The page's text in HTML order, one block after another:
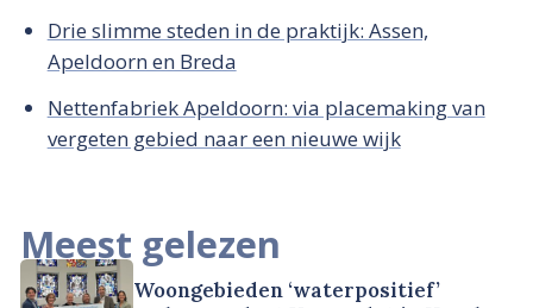
Drie slimme steden in de praktijk: Assen,
Apeldoorn en Breda
Nettenfabriek Apeldoorn: via placemaking van
vergeten gebied naar een nieuwe wijk
Meest gelezen
Woongebieden ‘waterpositief’